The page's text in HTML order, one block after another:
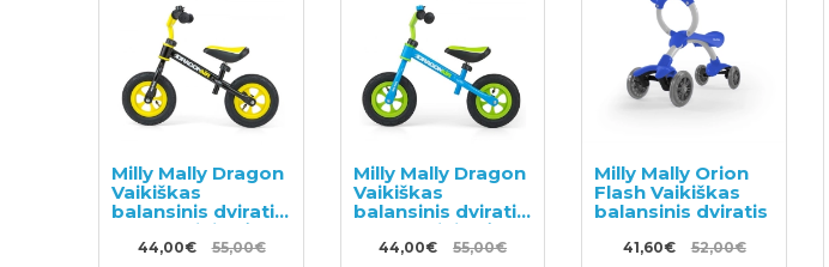
Milly Mally Dragon
Vaikiškas
balansinis dviratis
su metaliniu rėmu
ir pripučiamomis
44,00€ 55,00€
Milly Mally Dragon
Vaikiškas
balansinis dviratis
su metaliniu rėmu
ir pripučiamomis
44,00€ 55,00€
Milly Mally Orion
Flash Vaikiškas
balansinis dviratis
41,60€ 52,00€